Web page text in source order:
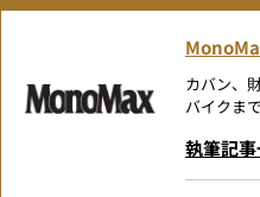
カバン、
バイクま
執筆記